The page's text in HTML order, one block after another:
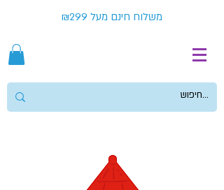
משלוח חינם מעל ₪299